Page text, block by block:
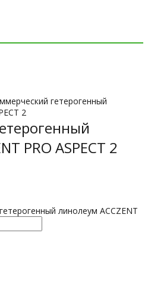
гетерогенный
2
PRO ASPECT 2
линолеум ACCZENT